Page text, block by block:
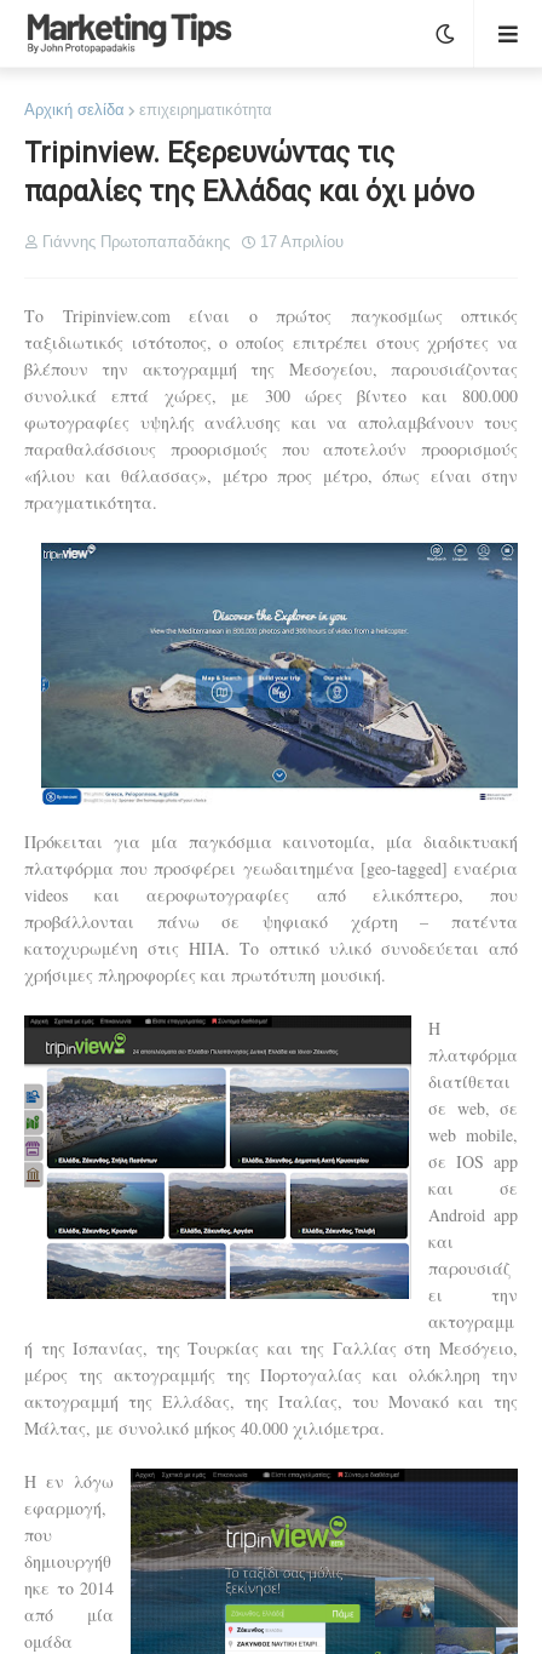
Αρχική σελίδα επιχειρηματικότητα
Tripinview. Εξερευνώντας τις
παραλίες της Ελλάδας και όχι μόνο
Γιάννης Πρωτοπαπαδάκης 17 Απριλίου
Το Tripinview.com είναι ο πρώτος παγκοσμίως οπτικός
ταξιδιωτικός ιστότοπος, ο οποίος επιτρέπει στους χρήστες να
βλέπουν την ακτογραμμή της Μεσογείου, παρουσιάζοντας
συνολικά επτά χώρες, με 300 ώρες βίντεο και 800.000
φωτογραφίες υψηλής ανάλυσης και να απολαμβάνουν τους
παραθαλάσσιους προορισμούς που αποτελούν προορισμούς
«ήλιου και θάλασσας», μέτρο προς μέτρο, όπως είναι στην
πραγματικότητα.
Πρόκειται για μία παγκόσμια καινοτομία, μία διαδικτυακή
πλατφόρμα που προσφέρει γεωδαιτημένα [geo-tagged] εναέρια
videos και αεροφωτογραφίες από ελικόπτερο, που
προβάλλονται πάνω σε ψηφιακό χάρτη – πατέντα
κατοχυρωμένη στις ΗΠΑ. Το οπτικό υλικό συνοδεύεται από
χρήσιμες πληροφορίες και πρωτότυπη μουσική.
Η
πλατφόρμα
διατίθεται
σε web, σε
web mobile,
σε IOS app
και σε
Android app
και
παρουσιάζ
ει την
ακτογραμμ
ή της Ισπανίας, της Τουρκίας και της Γαλλίας στη Μεσόγειο,
μέρος της ακτογραμμής της Πορτογαλίας και ολόκληρη την
ακτογραμμή της Ελλάδας, της Ιταλίας, του Μονακό και της
Μάλτας, με συνολικό μήκος 40.000 χιλιόμετρα.
Η εν λόγω
εφαρμογή,
που
δημιουργήθ
ηκε το 2014
από μία
ομάδα